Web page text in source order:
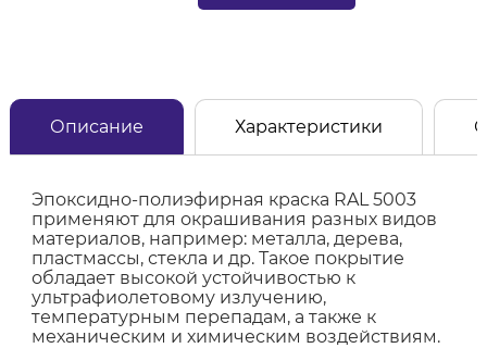
Описание Характеристики
Эпоксидно-полиэфирная краска RAL 5003
применяют для окрашивания разных видов
материалов, например: металла, дерева,
пластмассы, стекла и др. Такое покрытие
обладает высокой устойчивостью к
ультрафиолетовому излучению,
температурным перепадам, а также к
механическим и химическим воздействиям.